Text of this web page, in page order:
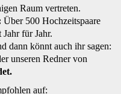
Raum vertreten.
Über 500 Hochzeitspaare
für Jahr.
dann könnt auch ihr sagen:
unseren Redner von
auf: